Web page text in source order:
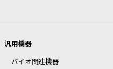
汎用機器
バイオ関連機器